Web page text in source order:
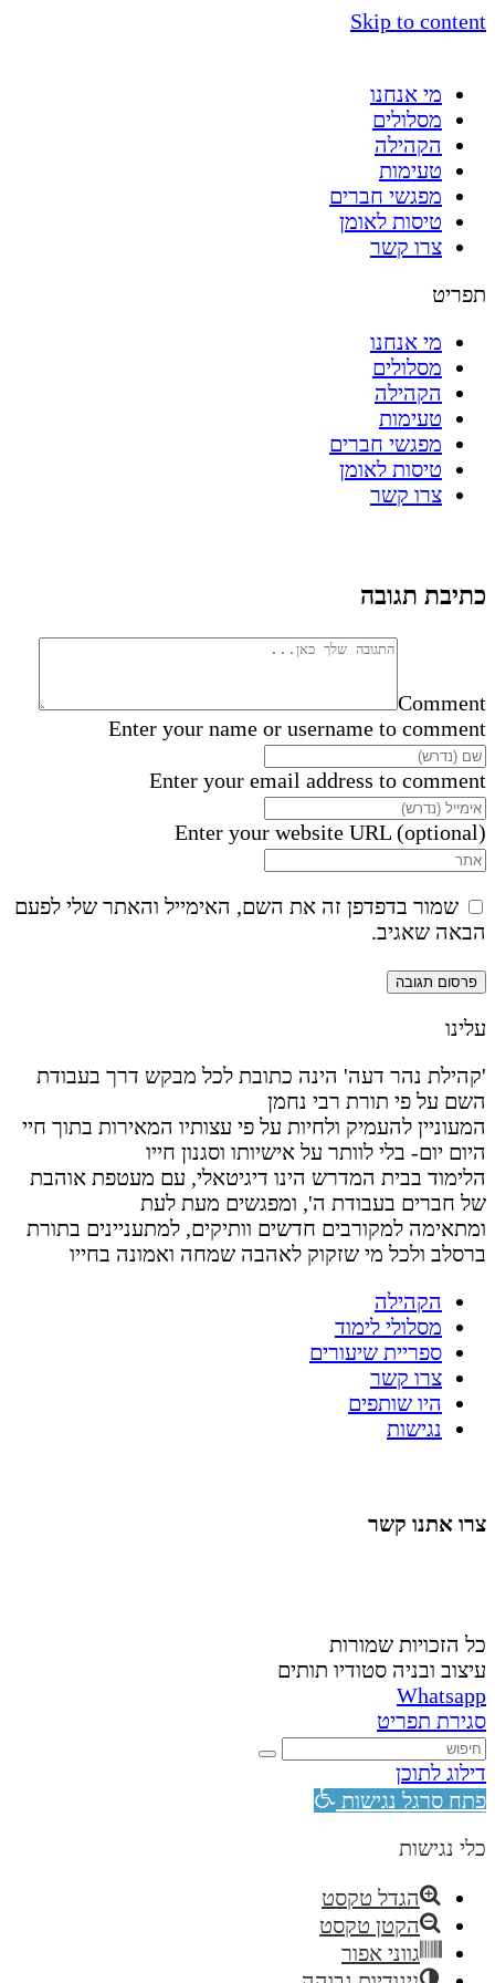
Skip to content
מי אנחנו
מסלולים
הקהילה
טעימות
מפגשי חברים
טיסות לאומן
צרו קשר
תפריט
מי אנחנו
מסלולים
הקהילה
טעימות
מפגשי חברים
טיסות לאומן
צרו קשר
כתיבת תגובה
Comment
Enter your name or username to comment
Enter your email address to comment
Enter your website URL (optional)
שמור בדפדפן זה את השם, האימייל והאתר שלי לפעם
הבאה שאגיב.
עלינו
'קהילת נהר דעה' הינה כתובת לכל מבקש דרך בעבודת
השם על פי תורת רבי נחמן
המעוניין להעמיק ולחיות על פי עצותיו המאירות בתוך חיי
היום יום- בלי לוותר על אישיותו וסגנון חייו
הלימוד בבית המדרש הינו דיגיטאלי, עם מעטפת אוהבת
של חברים בעבודת ה', ומפגשים מעת לעת
ומתאימה למקורבים חדשים וותיקים, למתעניינים בתורת
ברסלב ולכל מי שזקוק לאהבה שמחה ואמונה בחייו
הקהילה
מסלולי לימוד
ספריית שיעורים
צרו קשר
היו שותפים
נגישות
צרו אתנו קשר
כל הזכויות שמורות
עיצוב ובניה סטודיו תותים
Whatsapp
סגירת תפריט
דילוג לתוכן
פתח סרגל נגישות
כלי נגישות
הגדל טקסט
הקטן טקסט
גווני אפור